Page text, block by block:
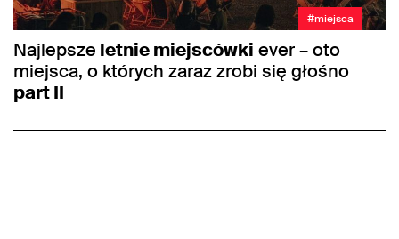
#miejsca
Najlepsze letnie miejscówki ever – oto
miejsca, o których zaraz zrobi się głośno
part II